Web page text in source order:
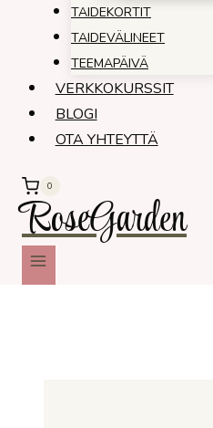
TAIDEKORTIT
TAIDEVÄLINEET
TEEMAPÄIVÄ
VERKKOKURSSIT
BLOGI
OTA YHTEYTTÄ
0
RoseGarden